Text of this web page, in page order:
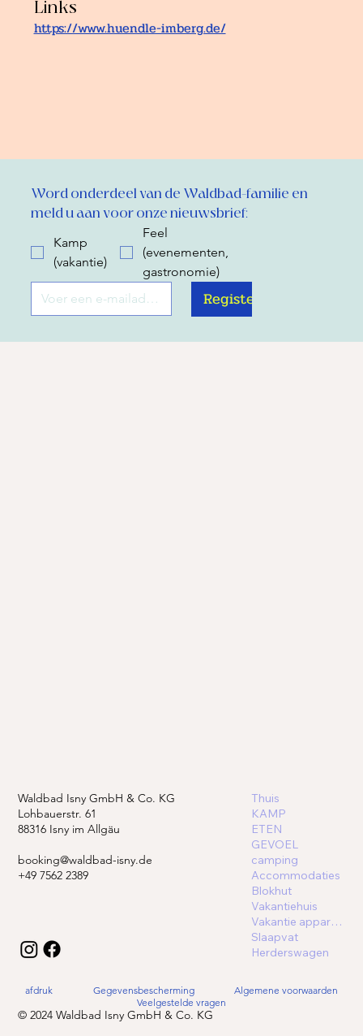
Word onderdeel van de Waldbad-familie en
meld u aan voor onze nieuwsbrief:
Kamp
(vakantie)
Feel
(evenementen,
gastronomie)
Register
Links
https://www.huendle-imberg.de/
Waldbad Isny GmbH & Co. KG
Lohbauerstr. 61
88316 Isny im Allgäu
booking@waldbad-isny.de
+49 7562 2389
Thuis
KAMP
ETEN
GEVOEL
camping
Accommodaties
Blokhut
Vakantiehuis
Vakantie appartement
Slaapvat
Herderswagen
© 2024 Waldbad Isny GmbH & Co. KG
afdruk Gegevensbescherming
Algemene voorwaarden
Veelgestelde vragen